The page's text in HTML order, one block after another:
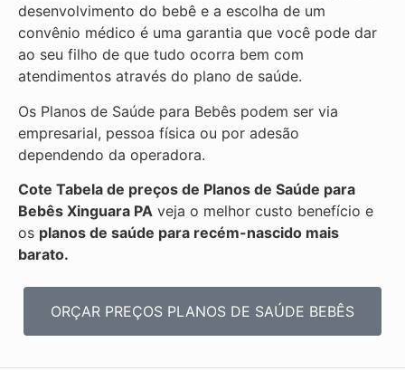
desenvolvimento do bebê e a escolha de um
convênio médico é uma garantia que você pode dar
ao seu filho de que tudo ocorra bem com
atendimentos através do plano de saúde.
Os Planos de Saúde para Bebês podem ser via
empresarial, pessoa física ou por adesão
dependendo da operadora.
Cote Tabela de preços de Planos de Saúde para
Bebês Xinguara PA veja o melhor custo benefício e
os planos de saúde para recém-nascido mais
barato.
ORÇAR PREÇOS PLANOS DE SAÚDE BEBÊS